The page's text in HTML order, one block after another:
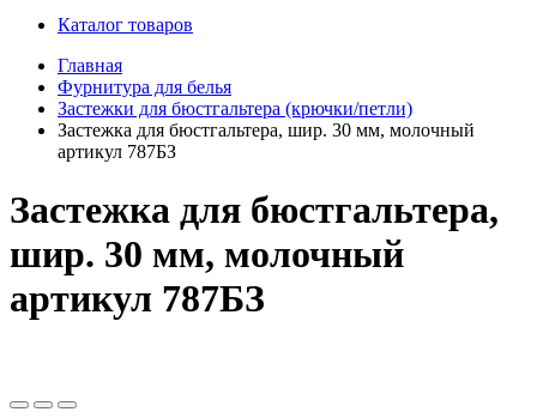
Каталог товаров
Главная
Фурнитура для белья
Застежки для бюстгальтера (крючки/петли)
Застежка для бюстгальтера, шир. 30 мм, молочный
артикул 787БЗ
Застежка для бюстгальтера,
шир. 30 мм, молочный
артикул 787БЗ